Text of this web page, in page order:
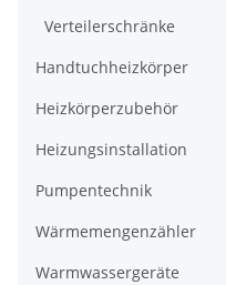
Verteilerschränke
Handtuchheizkörper
Heizkörperzubehör
Heizungsinstallation
Pumpentechnik
Wärmemengenzähler
Warmwassergeräte